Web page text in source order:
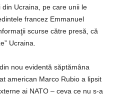
Ucraina, pe care unii le
francez Emmanuel
scurse către presă, că
Ucraina.
nou evidentă săptămâna
american Marco Rubio a lipsit
ai NATO – ceva ce nu s-a